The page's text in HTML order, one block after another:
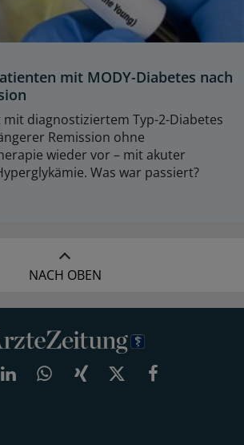
mit MODY-Diabetes nach
diagnostiziertem Typ-2-Diabetes
Remission ohne
wieder vor – mit akuter
Was war passiert?
NACH OBEN